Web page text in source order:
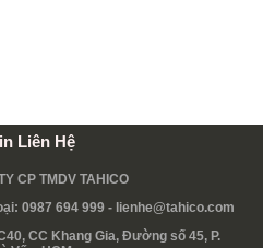
Liên Hệ
CP TMDV TAHICO
0987 694 999 - lienhe@tahico.com
CC Khang Gia, Đường số 45, P.